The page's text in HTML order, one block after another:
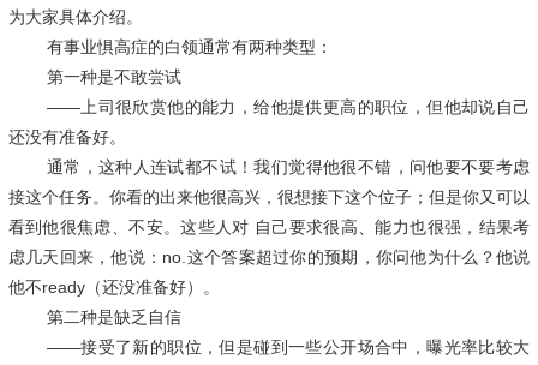
为大家具体介绍。
有事业惧高症的白领通常有两种类型：
第一种是不敢尝试
——上司很欣赏他的能力，给他提供更高的职位，但他却说自己
还没有准备好。
通常，这种人连试都不试！我们觉得他很不错，问他要不要考虑
接这个任务。你看的出来他很高兴，很想接下这个位子；但是你又可以
看到他很焦虑、不安。这些人对 自己要求很高、能力也很强，结果考
虑几天回来，他说：no.这个答案超过你的预期，你问他为什么？他说
他不ready（还没准备好）。
第二种是缺乏自信
——接受了新的职位，但是碰到一些公开场合中，曝光率比较大